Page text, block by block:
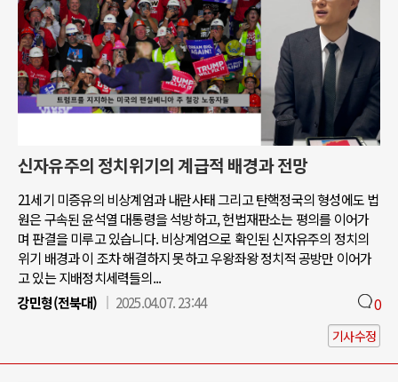
신자유주의 정치위기의 계급적 배경과 전망
21세기 미증유의 비상계엄과 내란사태 그리고 탄핵정국의 형성에도 법
원은 구속된 윤석열 대통령을 석방하고, 헌법재판소는 평의를 이어가
며 판결을 미루고 있습니다. 비상계엄으로 확인된 신자유주의 정치의
위기 배경과 이 조차 해결하지 못하고 우왕좌왕 정치적 공방만 이어가
고 있는 지배정치세력들의...
강민형(전북대)
2025.04.07. 23:44 0
기사수정